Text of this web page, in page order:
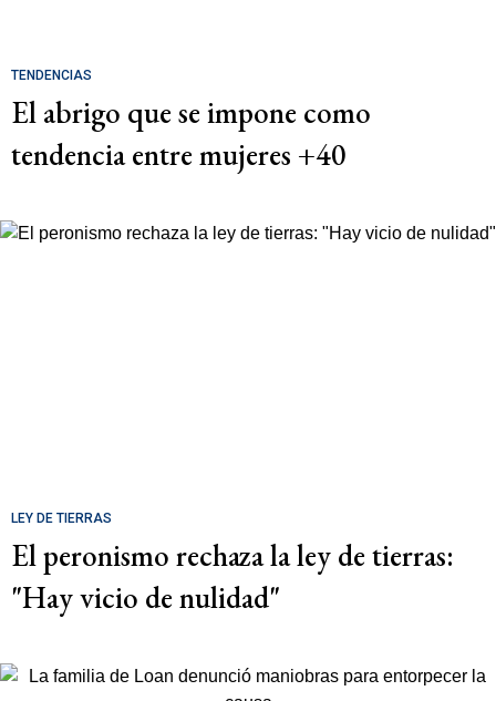
TENDENCIAS
El abrigo que se impone como
tendencia entre mujeres +40
LEY DE TIERRAS
El peronismo rechaza la ley de tierras:
"Hay vicio de nulidad"